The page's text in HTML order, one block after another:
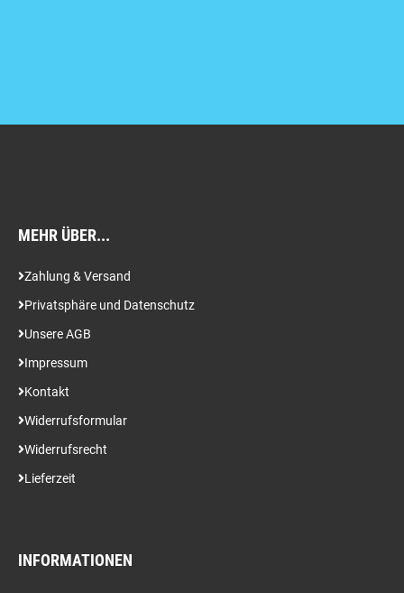
MEHR ÜBER...
Zahlung & Versand
Privatsphäre und Datenschutz
Unsere AGB
Impressum
Kontakt
Widerrufsformular
Widerrufsrecht
Lieferzeit
INFORMATIONEN